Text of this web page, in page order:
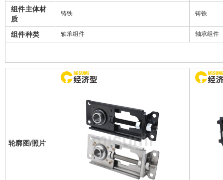
组件主体材
质
铸铁 铸铁
组件种类 轴承组件 轴承组件
轮廓图/照片